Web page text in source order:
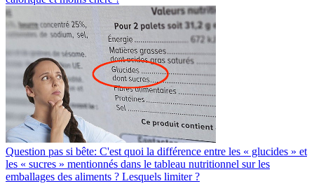
Question pas si bête: C'est quoi la différence entre les « glucides » et
les « sucres » mentionnés dans le tableau nutritionnel sur les
emballages des aliments ? Lesquels limiter ?